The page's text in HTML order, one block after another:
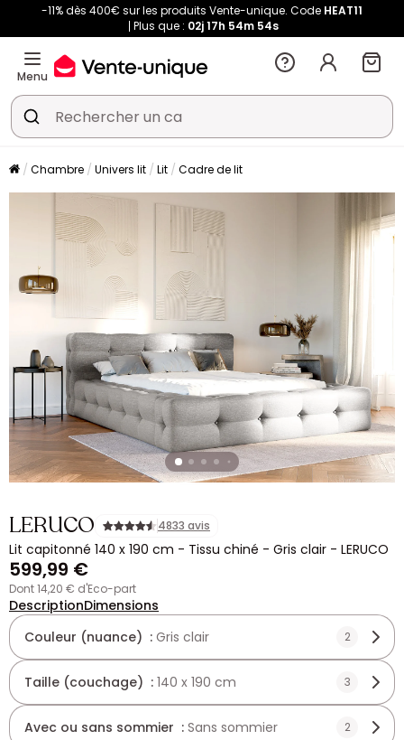
-11% dès 400€ sur les produits Vente-unique. Code HEAT11
Plus que : 02j 17h 54m 52s
Menu
Chambre Univers lit Lit Cadre de lit
LERUCO 4833 avis
Lit capitonné 140 x 190 cm - Tissu chiné - Gris clair - LERUCO
599,99 €
dont 14,20 € d'Eco-part
DescriptionDimensions
Couleur (nuance) : Gris clair 2
Taille (couchage) : 140 x 190 cm 3
Avec ou sans sommier : Sans sommier 2